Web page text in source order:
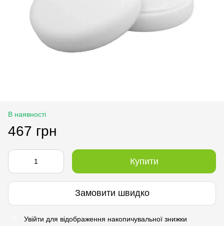
В наявності
467 грн
Купити
Замовити швидко
Увійти для відображення накопичувальної знижки